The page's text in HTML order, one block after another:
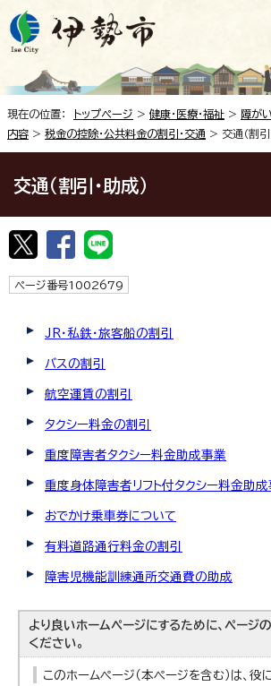
現在の位置： トップページ > 健康・医療・福祉 > 障が
内容 > 税金の控除・公共料金の割引・交通 > 交通（割引
交通（割引・助成）
ページ番号1002679
JR・私鉄・旅客船の割引
バスの割引
航空運賃の割引
タクシー料金の割引
重度障害者タクシー料金助成事業
重度身体障害者リフト付タクシー料金助
おでかけ乗車券について
有料道路通行料金の割引
障害児機能訓練通所交通費の助成
より良いホームページにするために、ページ
ください。
このホームページ（本ページを含む）は、役